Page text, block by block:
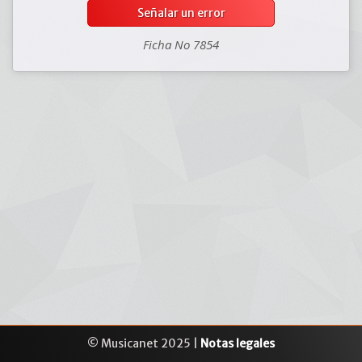
Señalar un error
Ficha No 7854
© Musicanet 2025 | Notas legales